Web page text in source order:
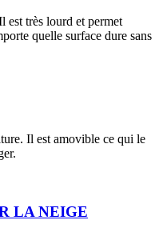
est très lourd et permet
quelle surface dure sans
Il est amovible ce qui le
LA NEIGE